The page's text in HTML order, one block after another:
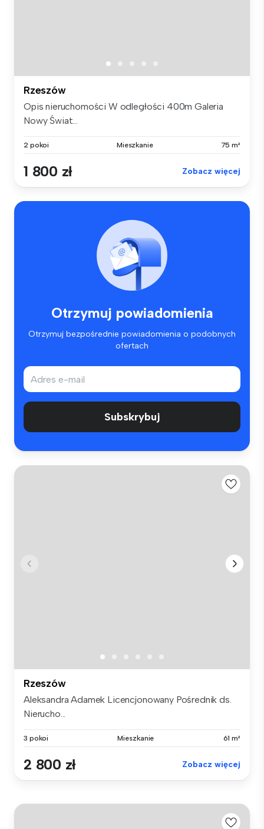
Rzeszów
Opis nieruchomości W odległości 400m Galeria
Nowy Świat...
2 pokoi Mieszkanie 75 m²
1 800 zł Zobacz więcej
Otrzymuj powiadomienia
Otrzymuj bezpośrednie powiadomienia o podobnych
ofertach
Subskrybuj
Rzeszów
Aleksandra Adamek Licencjonowany Pośrednik ds.
Nierucho...
3 pokoi Mieszkanie 61 m²
2 800 zł Zobacz więcej